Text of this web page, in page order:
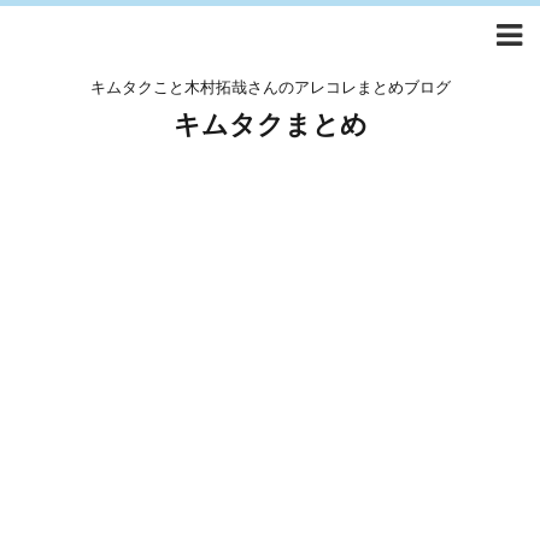
キムタクこと木村拓哉さんのアレコレまとめブログ
キムタクまとめ